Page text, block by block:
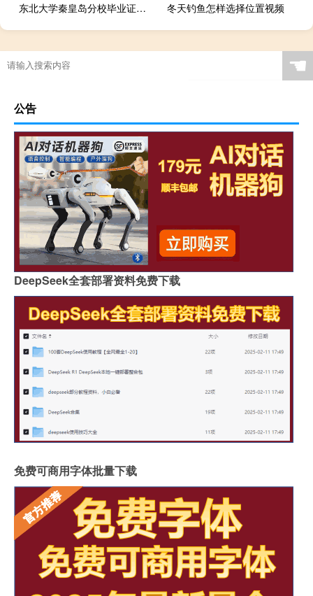
东北大学秦皇岛分校毕业证和本校的一样吗
冬天钓鱼怎样选择位置视频
☚
公告
DeepSeek全套部署资料免费下载
免费可商用字体批量下载